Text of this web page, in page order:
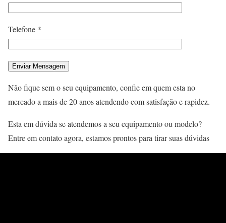
Telefone *
Não fique sem o seu equipamento, confie em quem esta no
mercado a mais de 20 anos atendendo com satisfação e rapidez.
Esta em dúvida se atendemos a seu equipamento ou modelo?
Entre em contato agora, estamos prontos para tirar suas dúvidas